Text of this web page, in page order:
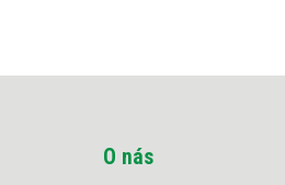
O nás